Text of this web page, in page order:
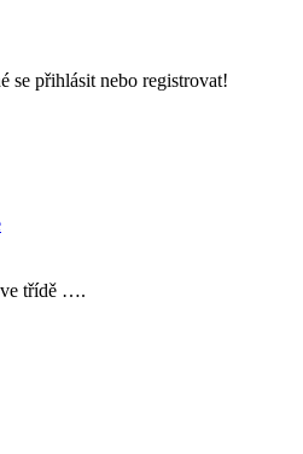
se přihlásit nebo registrovat!
ve třídě ….